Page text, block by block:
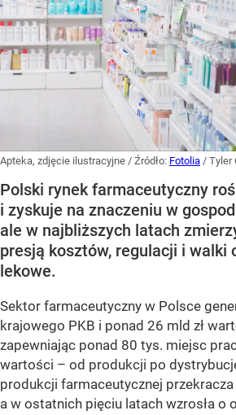
Apteka, zdjęcie ilustracyjne / Źródło: Fotolia / Tyler
Polski rynek farmaceutyczny
i zyskuje na znaczeniu w
ale w najbliższych latach
presją kosztów, regulacji i walki
lekowe.
Sektor farmaceutyczny w Polsce
krajowego PKB i ponad 26 mld zł
zapewniając ponad 80 tys. miejsc
wartości – od produkcji po
produkcji farmaceutycznej przekracza
a w ostatnich pięciu latach wzrosła o